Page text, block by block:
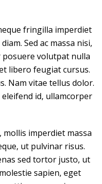
fringilla imperdiet
Sed ac massa nisi,
posuere volutpat nulla
libero feugiat cursus.
Nam vitae tellus dolor.
id, ullamcorper
imperdiet massa
ut pulvinar risus.
sed tortor justo, ut
sapien, eget